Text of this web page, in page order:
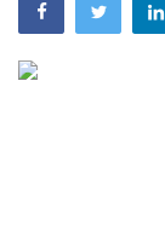
हमारे बारे मेंं